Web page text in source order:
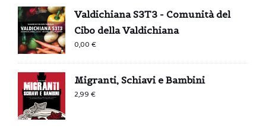
Valdichiana S3T3 - Comunità del
Cibo della Valdichiana
0,00€
Migranti, Schiavi e Bambini
2,99€